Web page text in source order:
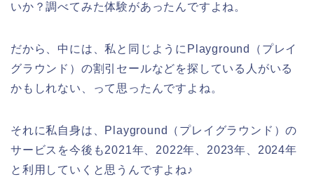
いか？調べてみた体験があったんですよね。
だから、中には、私と同じようにPlayground（プレイ
グラウンド）の割引セールなどを探している人がいる
かもしれない、って思ったんですよね。
それに私自身は、Playground（プレイグラウンド）の
サービスを今後も2021年、2022年、2023年、2024年
と利用していくと思うんですよね♪